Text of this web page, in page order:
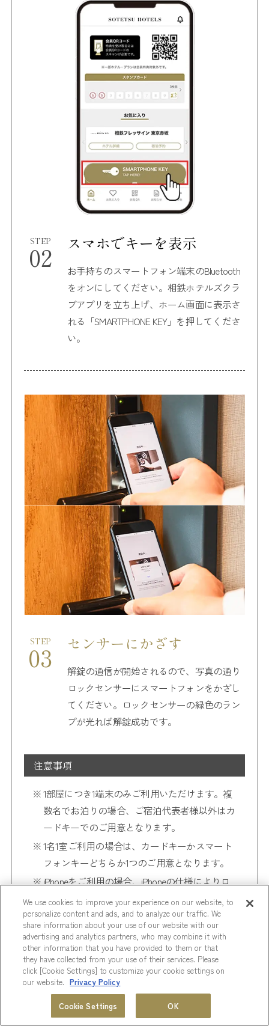
ホテル一覧 会員プログラム
STEP
02 スマホでキーを表示
お手持ちのスマートフォン端末のBluetooth
をオンにしてください。 相鉄ホテルズクラ
ブアプリを立ち上げ、 ホーム画面に表示さ
れる「SMARTPHONE KEY」を押してくださ
い。
STEP
03 センサーにかざす
解錠の通信が開始されるので、写真の通り
ロックセンサーにスマートフォンをかざし
てください。 ロックセンサーの緑色のラン
プが光れば解錠成功です。
注意事項
1部屋につき1端末のみご利用いただけます。複
数名でお泊りの場合、ご宿泊代表者様以外はカ
ードキーでのご用意となります。
1名1室ご利用の場合は、カードキーかスマート
フォンキーどちらか1つのご用意となります。
iPhoneをご利用の場合、iPhoneの仕様によりロ
ックセンサーにかざした際、Apple pay®が立ち
上がる場合がございます。
その場合でも解錠の通信は行われているため引
き続きロックセンサーにかざし続けていただく
ことで解錠されます。
一部端末ではスマートフォンの位置情報をON
にし、相鉄ホテルズクラブアプリへの位置情報
を「許可」にする必要がございます。
We use cookies to improve your experience on our website, to
personalize content and ads, and to analyze our traffic. We
share information about your use of our website with our
advertising and analytics partners, who may combine it with
other information that you have provided to them or that
they have collected from your use of their services. Please
click [Cookie Settings] to customize your cookie settings on
our website. Privacy Policy
Cookie Settings OK